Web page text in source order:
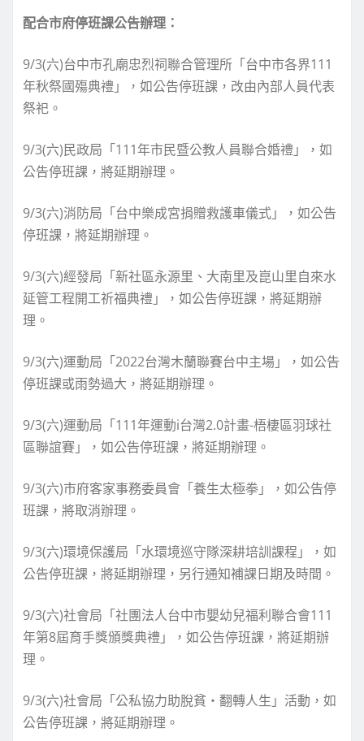
配合市府停班課公告辦理：
9/3(六)台中市孔廟忠烈祠聯合管理所「台中市各界111
年秋祭國殤典禮」，如公告停班課，改由內部人員代表
祭祀。
9/3(六)民政局「111年市民暨公教人員聯合婚禮」，如
公告停班課，將延期辦理。
9/3(六)消防局「台中樂成宮捐贈救護車儀式」，如公告
停班課，將延期辦理。
9/3(六)經發局「新社區永源里、大南里及崑山里自來水
延管工程開工祈福典禮」，如公告停班課，將延期辦
理。
9/3(六)運動局「2022台灣木蘭聯賽台中主場」，如公告
停班課或雨勢過大，將延期辦理。
9/3(六)運動局「111年運動i台灣2.0計畫-梧棲區羽球社
區聯誼賽」，如公告停班課，將延期辦理。
9/3(六)市府客家事務委員會「養生太極拳」，如公告停
班課，將取消辦理。
9/3(六)環境保護局「水環境巡守隊深耕培訓課程」，如
公告停班課，將延期辦理，另行通知補課日期及時間。
9/3(六)社會局「社團法人台中市嬰幼兒福利聯合會111
年第8屆育手獎頒獎典禮」，如公告停班課，將延期辦
理。
9/3(六)社會局「公私協力助脫貧‧翻轉人生」活動，如
公告停班課，將延期辦理。